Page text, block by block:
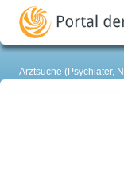
Arztsuche (Psychiater,